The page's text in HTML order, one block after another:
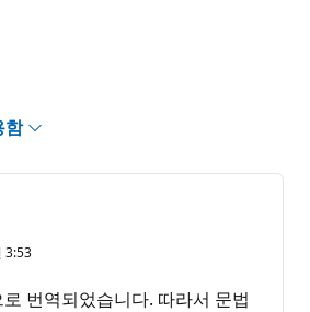
함
3:53
번역되었습니다. 따라서 문법